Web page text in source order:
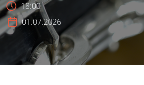
18:00
01.07.2026